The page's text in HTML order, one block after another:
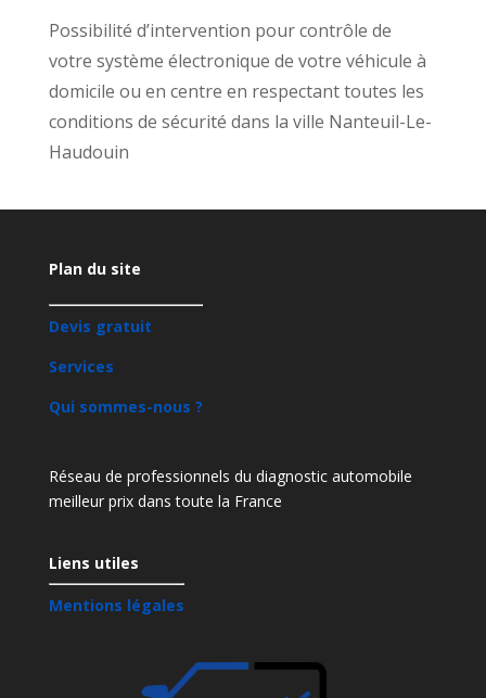
Possibilité d’intervention pour contrôle de
votre système électronique de votre véhicule à
domicile ou en centre en respectant toutes les
conditions de sécurité dans la ville Nanteuil-Le-
Haudouin
Plan du site
Devis gratuit
Services
Qui sommes-nous ?
Réseau de professionnels du diagnostic automobile
meilleur prix dans toute la France
Liens utiles
Mentions légales